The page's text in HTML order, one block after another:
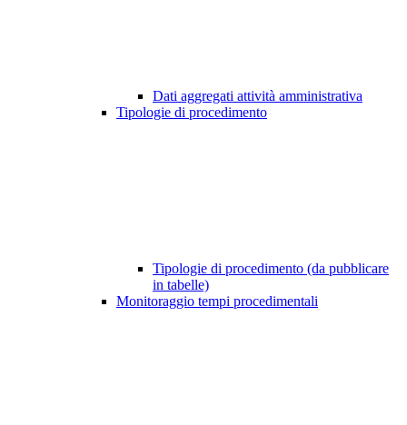
Dati aggregati attività amministrativa
Tipologie di procedimento
Tipologie di procedimento (da pubblicare
in tabelle)
Monitoraggio tempi procedimentali